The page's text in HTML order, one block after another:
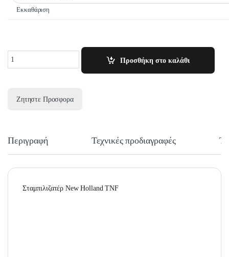
Εκκαθάριση
Προσθήκη στο καλάθι
Ζητηστε Προσφορα
Περιγραφή Τεχνικές προδιαγραφές
Σταμπιλιζατέρ New Holland TNF